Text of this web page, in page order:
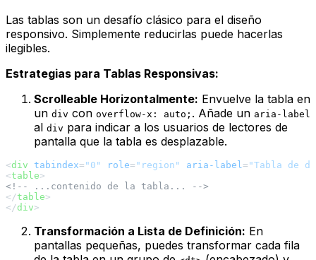
Las tablas son un desafío clásico para el diseño
responsivo. Simplemente reducirlas puede hacerlas
ilegibles.
Estrategias para Tablas Responsivas:
Scrolleable Horizontalmente: Envuelve la tabla en
un div con overflow-x: auto; . Añade un aria-label
al div para indicar a los usuarios de lectores de
pantalla que la tabla es desplazable.
<div tabindex= "0" role= "region" aria-label = "Tabla de
<table>
<!-- ...contenido de la tabla... -->
</table>
</div>
Transformación a Lista de Definición: En
pantallas pequeñas, puedes transformar cada fila